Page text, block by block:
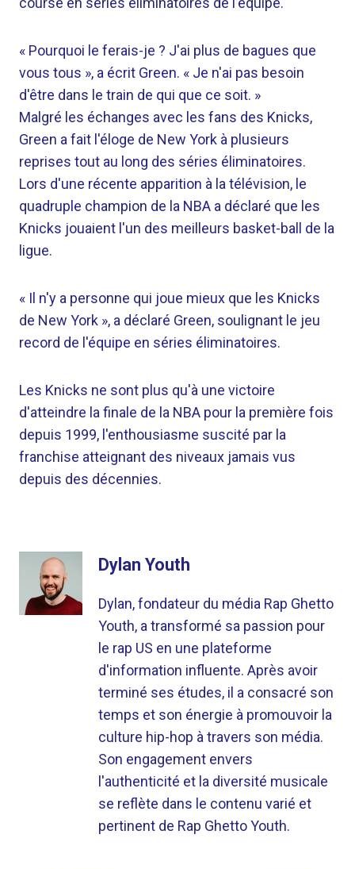
« Pourquoi le ferais-je ? J'ai plus de bagues que
vous tous », a écrit Green. « Je n'ai pas besoin
d'être dans le train de qui que ce soit. »
Malgré les échanges avec les fans des Knicks,
Green a fait l'éloge de New York à plusieurs
reprises tout au long des séries éliminatoires.
Lors d'une récente apparition à la télévision, le
quadruple champion de la NBA a déclaré que les
Knicks jouaient l'un des meilleurs basket-ball de la
ligue.
« Il n'y a personne qui joue mieux que les Knicks
de New York », a déclaré Green, soulignant le jeu
record de l'équipe en séries éliminatoires.
Les Knicks ne sont plus qu'à une victoire
d'atteindre la finale de la NBA pour la première fois
depuis 1999, l'enthousiasme suscité par la
franchise atteignant des niveaux jamais vus
depuis des décennies.
Dylan Youth
Dylan, fondateur du média Rap Ghetto
Youth, a transformé sa passion pour
le rap US en une plateforme
d'information influente. Après avoir
terminé ses études, il a consacré son
temps et son énergie à promouvoir la
culture hip-hop à travers son média.
Son engagement envers
l'authenticité et la diversité musicale
se reflète dans le contenu varié et
pertinent de Rap Ghetto Youth.